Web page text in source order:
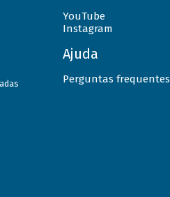
YouTube
Instagram
Ajuda
Perguntas frequentes